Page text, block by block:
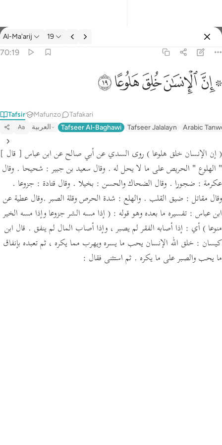
Tafsir: Al-Ma'arij 70:19
Al-Ma'arij 19
70:19
ﱪ ﱫﱬﱭﱮﱯ
Tafsir Mafunzo Tafakari
Aa العربية Tafseer Al-Baghawi Tafseer Jalalayn Arabic
( إن الإنسان خلق هلوعا ) روى السدي عن أبي صالح عن ابن عباس [ قال ]
" الهلوع " الحريص على ما لا يحل له . وقال سعيد بن جبير : شحيحا . وقال
عكرمة : ضجورا . وقال الضحاك والحسن : بخيلا . وقال قتادة : جزوعا .
وقال مقاتل : ضيق القلب . والهلع : شدة الحرص وقلة الصبر .وقال عطية عن
ابن عباس : تفسيره ما بعده وهو قوله : ( إذا مسه الشر جزوعا وإذا مسه الخير
منوعا ) أي : إذا أصابه الفقر لم يصبر ، وإذا أصاب المال لم ينفق . قال ابن
كيسان : خلق الله الإنسان يحب ما يسره ويهرب مما يكره ، ثم تعبده بإنفاق
ما يحب والصبر على ما يكره . ثم استثنى فقال :